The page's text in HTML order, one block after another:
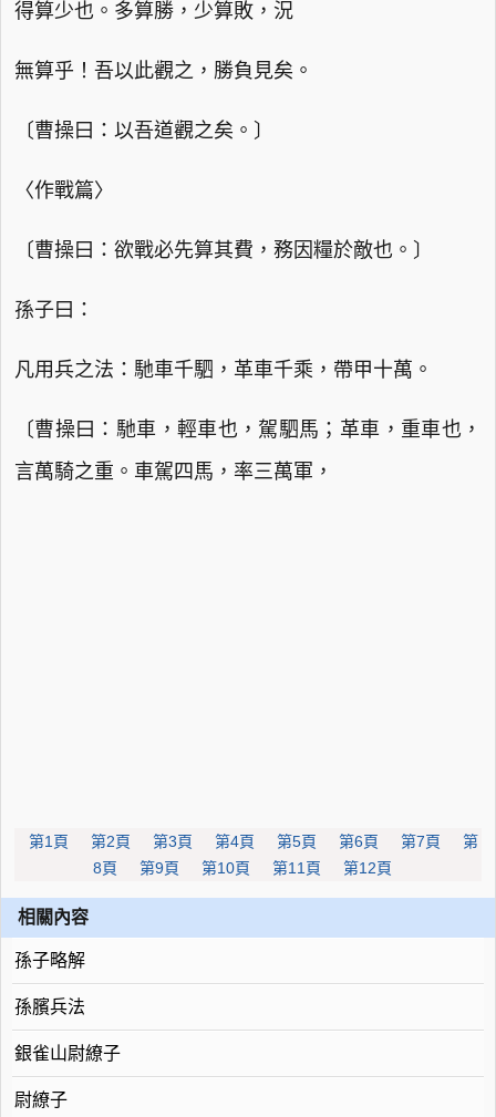
得算少也。多算勝，少算敗，況
無算乎！吾以此觀之，勝負見矣。
〔曹操曰：以吾道觀之矣。〕
〈作戰篇〉
〔曹操曰：欲戰必先算其費，務因糧於敵也。〕
孫子曰：
凡用兵之法：馳車千駟，革車千乘，帶甲十萬。
〔曹操曰：馳車，輕車也，駕駟馬；革車，重車也，
言萬騎之重。車駕四馬，率三萬軍，
第1頁 第2頁 第3頁 第4頁 第5頁 第6頁 第7頁
第
8頁
第9頁 第10頁 第11頁 第12頁
相關內容
孫子略解
孫臏兵法
銀雀山尉繚子
尉繚子